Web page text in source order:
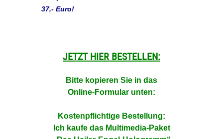
37,- Euro!
JETZT HIER BESTELLEN:
Bitte kopieren Sie in das
Online-Formular unten:
Kostenpflichtige Bestellung:
Ich kaufe das Multimedia-Paket